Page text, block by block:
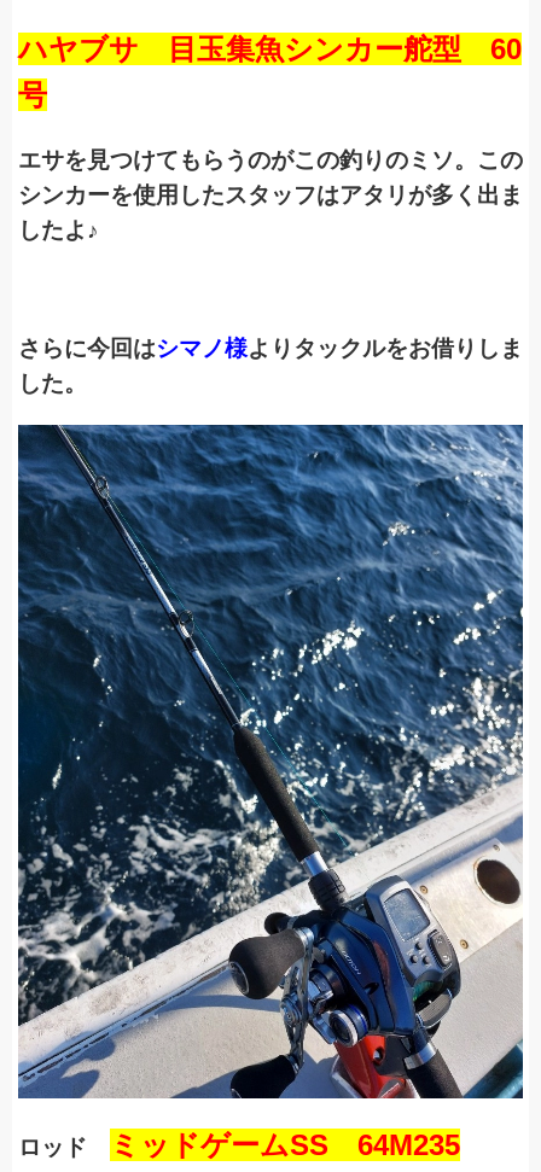
ハヤブサ 目玉集魚シンカー舵型 60
号
エサを見つけてもらうのがこの釣りのミソ。この
シンカーを使用したスタッフはアタリが多く出ま
したよ♪
さらに今回はシマノ様よりタックルをお借りしま
した。
ロッド ミッドゲームSS 64M235